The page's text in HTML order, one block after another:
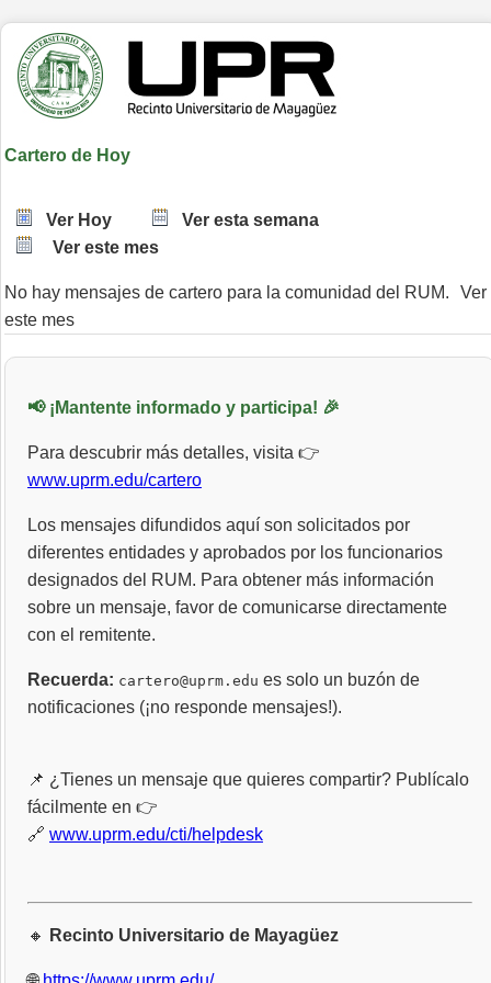
Cartero de Hoy
Ver Hoy
Ver esta semana
Ver este mes
No hay mensajes de cartero para la comunidad del RUM.
Ver
este mes
📢 ¡Mantente informado y participa! 🎉
Para descubrir más detalles, visita 👉
www.uprm.edu/cartero
Los mensajes difundidos aquí son solicitados por
diferentes entidades y aprobados por los funcionarios
designados del RUM. Para obtener más información
sobre un mensaje, favor de comunicarse directamente
con el remitente.
Recuerda: cartero@uprm.edu es solo un buzón de
notificaciones (¡no responde mensajes!).
📌 ¿Tienes un mensaje que quieres compartir? Publícalo
fácilmente en 👉
🔗 www.uprm.edu/cti/helpdesk
🔸 Recinto Universitario de Mayagüez